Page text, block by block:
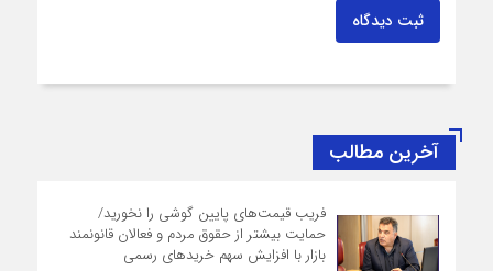
ثبت دیدگاه
آخرین مطالب
فریب قیمت‌های پایین گوشی را نخورید/
حمایت بیشتر از حقوق مردم و فعالان قانونمند
بازار با افزایش سهم خریدهای رسمی